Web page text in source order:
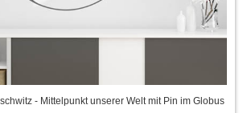
- Mittelpunkt unserer Welt mit Pin im Globus